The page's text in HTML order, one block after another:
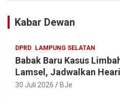
Kabar Dewan
DPRD LAMPUNG SELATAN
Babak Baru Kasus
Lamsel, Jadwalkan
30 Juli 2026 BJe